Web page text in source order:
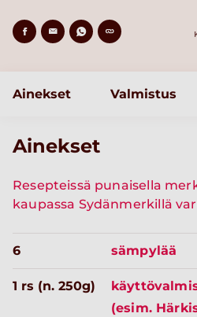
Ainekset Valmistus
Ainekset
Resepteissä punaisella
kaupassa Sydänmerkillä
6 sämpylää
1 rs (n. 250g)
(esim.